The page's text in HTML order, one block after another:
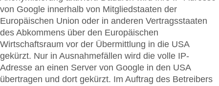
von Google innerhalb von Mitgliedstaaten der
Europäischen Union oder in anderen Vertragsstaaten
des Abkommens über den Europäischen
Wirtschaftsraum vor der Übermittlung in die USA
gekürzt. Nur in Ausnahmefällen wird die volle IP-
Adresse an einen Server von Google in den USA
übertragen und dort gekürzt. Im Auftrag des Betreibers